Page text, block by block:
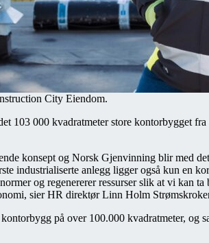
City Eiendom.
103 000 kvadratmeter store kontorbygget
konsept og Norsk Gjenvinning blir med
industrialiserte anlegg ligger også kun en
og regenererer ressurser slik at vi kan
sier HR direktør Linn Holm
på over 100.000 kvadratmeter, og